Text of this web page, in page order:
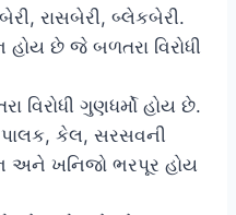
રાસબેરી, બ્લેકબેરી.
છે જે બળતરા વિરોધી
વિરોધી ગુણધર્મો હોય છે.
પાલક, કેલ, સરસવની
અને ખનિજો ભરપૂર હોય